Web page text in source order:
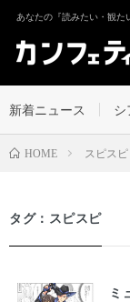
あなたの『読みたい・観た
新着ニュース シ
HOME スピスピ
タグ：スピスピ
ミ